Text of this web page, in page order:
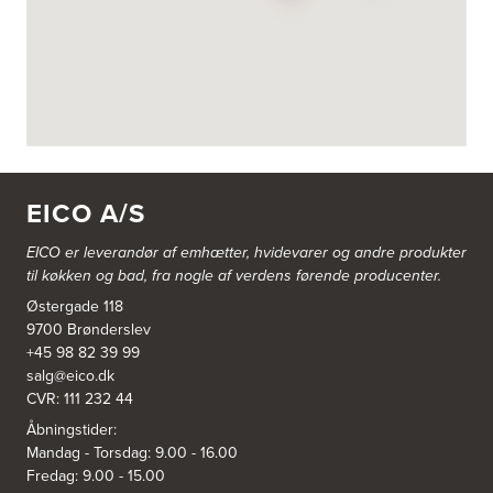
2635 Ishøj
https://www.power.dk/butik/power-ishoj/s-3830/
3831: Power Rødovre
Rødovre Centrum 90
2610 Rødovre
https://www.power.dk/butik/power-roedovre/s-3831/
3832: Power Slagelse
Japanvej 8
4200 Slagelse
Tel.:70338080
https://www.power.dk/butik/power-slagelse/s-3832/
EICO A/S
EICO er leverandør af emhætter, hvidevarer ogandre produkter
til køkken og bad, fra nogle af verdens førende producenter.
Østergade 118
9700 Brønderslev
+45 98 82 39 99
salg@eico.dk
CVR: 111 232 44
Åbningstider:
Mandag - Torsdag: 9.00 - 16.00
Fredag: 9.00 - 15.00